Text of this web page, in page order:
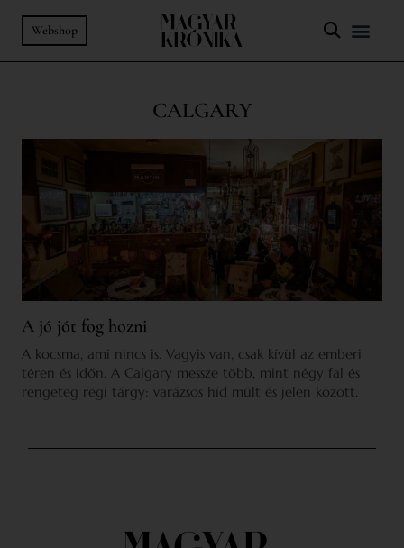
Webshop
CALGARY
A jó jót fog hozni
A kocsma, ami nincs is. Vagyis van, csak kívül az emberi
téren és időn. A Calgary messze több, mint négy fal és
rengeteg régi tárgy: varázsos híd múlt és jelen között.